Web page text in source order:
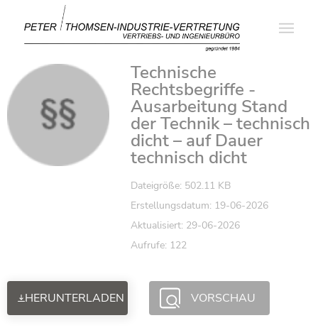
Technische
Rechtsbegriffe -
Ausarbeitung Stand
der Technik – technisch
dicht – auf Dauer
technisch dicht
Dateigröße: 502.11 KB
Erstellungsdatum: 19-06-2026
Aktualisiert: 29-06-2026
Aufrufe: 122
HERUNTERLADEN VORSCHAU